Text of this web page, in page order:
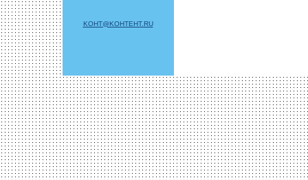
KOHT@KOHTEHT.RU